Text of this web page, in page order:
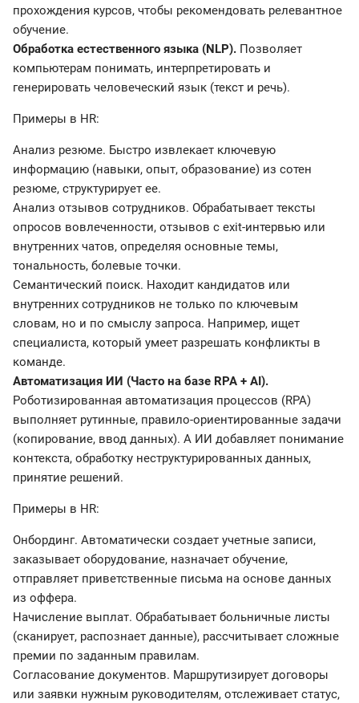
прохождения курсов, чтобы рекомендовать релевантное
обучение.
Обработка естественного языка (NLP). Позволяет
компьютерам понимать, интерпретировать и
генерировать человеческий язык (текст и речь).
Примеры в HR:
Анализ резюме. Быстро извлекает ключевую
информацию (навыки, опыт, образование) из сотен
резюме, структурирует ее.
Анализ отзывов сотрудников. Обрабатывает тексты
опросов вовлеченности, отзывов с exit-интервью или
внутренних чатов, определяя основные темы,
тональность, болевые точки.
Семантический поиск. Находит кандидатов или
внутренних сотрудников не только по ключевым
словам, но и по смыслу запроса. Например, ищет
специалиста, который умеет разрешать конфликты в
команде.
Автоматизация ИИ (Часто на базе RPA + AI).
Роботизированная автоматизация процессов (RPA)
выполняет рутинные, правило-ориентированные задачи
(копирование, ввод данных). А ИИ добавляет понимание
контекста, обработку неструктурированных данных,
принятие решений.
Примеры в HR:
Онбординг. Автоматически создает учетные записи,
заказывает оборудование, назначает обучение,
отправляет приветственные письма на основе данных
из оффера.
Начисление выплат. Обрабатывает больничные листы
(сканирует, распознает данные), рассчитывает сложные
премии по заданным правилам.
Согласование документов. Маршрутизирует договоры
или заявки нужным руководителям, отслеживает статус,